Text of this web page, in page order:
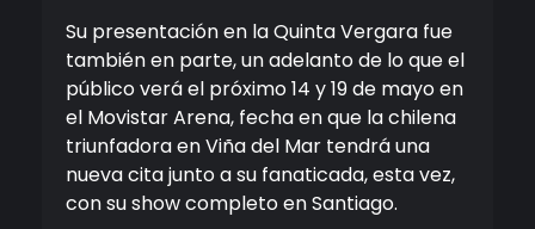
Su presentación en la Quinta Vergara fue
también en parte, un adelanto de lo que el
público verá el próximo 14 y 19 de mayo en
el Movistar Arena, fecha en que la chilena
triunfadora en Viña del Mar tendrá una
nueva cita junto a su fanaticada, esta vez,
con su show completo en Santiago.